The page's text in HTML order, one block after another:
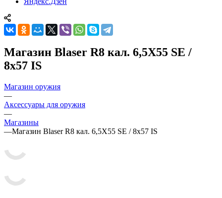
Магазин Blaser R8 кал. 6,5X55 SE /
8x57 IS
Магазин оружия
—
Аксессуары для оружия
—
Магазины
—Магазин Blaser R8 кал. 6,5X55 SE / 8x57 IS